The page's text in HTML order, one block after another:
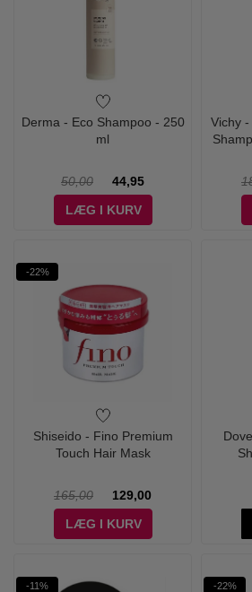
Derma - Eco Shampoo - 250
ml
50,00
44,95
LÆG I KURV
Vichy
-22%
Shiseido - Fino Premium
Touch Hair Mask
165,00
129,00
LÆG I KURV
-11% -22%